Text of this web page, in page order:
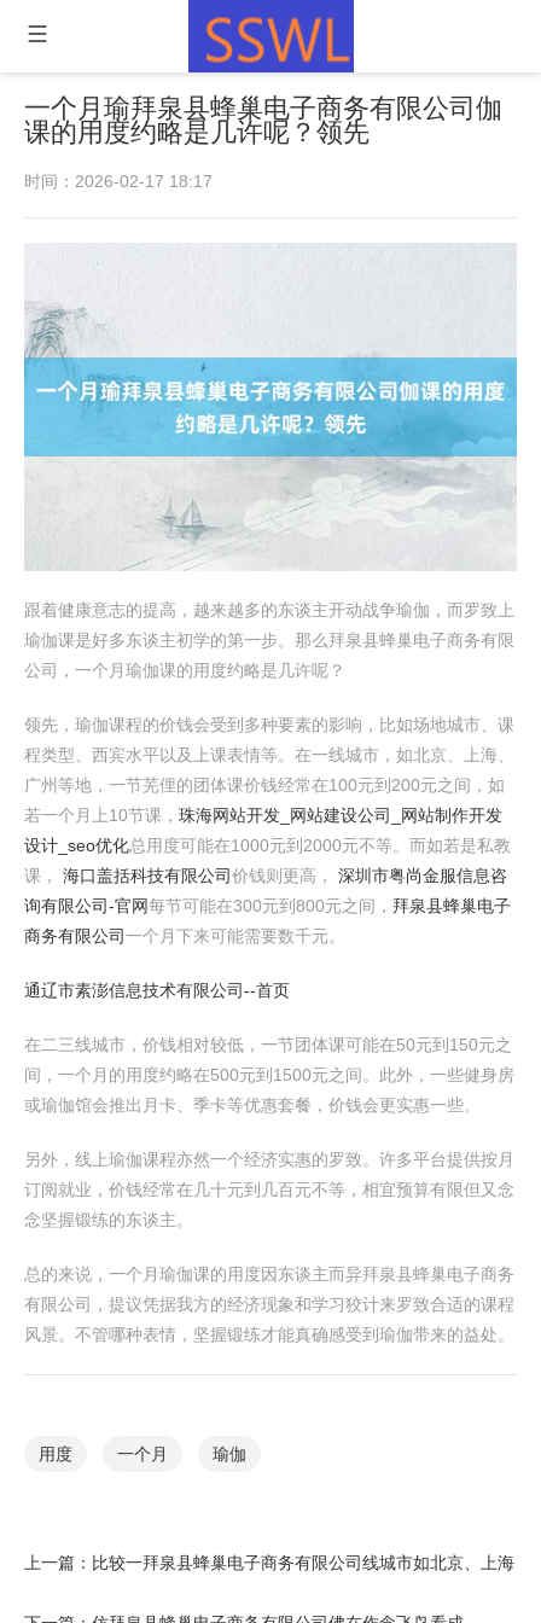
一个月瑜拜泉县蜂巢电子商务有限公司伽
课的用度约略是几许呢？领先
时间：2026-02-17 18:17
跟着健康意志的提高，越来越多的东谈主开动战争瑜伽，而罗致上
瑜伽课是好多东谈主初学的第一步。那么拜泉县蜂巢电子商务有限
公司，一个月瑜伽课的用度约略是几许呢？
领先，瑜伽课程的价钱会受到多种要素的影响，比如场地城市、课
程类型、西宾水平以及上课表情等。在一线城市，如北京、上海、
广州等地，一节芜俚的团体课价钱经常在100元到200元之间，如
若一个月上10节课， 珠海网站开发_网站建设公司_网站制作开发
设计_seo优化总用度可能在1000元到2000元不等。而如若是私教
课， 海口盖括科技有限公司价钱则更高， 深圳市粤尚金服信息咨
询有限公司-官网每节可能在300元到800元之间， 拜泉县蜂巢电子
商务有限公司一个月下来可能需要数千元。
通辽市素澎信息技术有限公司--首页
在二三线城市，价钱相对较低，一节团体课可能在50元到150元之
间，一个月的用度约略在500元到1500元之间。此外，一些健身房
或瑜伽馆会推出月卡、季卡等优惠套餐，价钱会更实惠一些。
另外，线上瑜伽课程亦然一个经济实惠的罗致。许多平台提供按月
订阅就业，价钱经常在几十元到几百元不等，相宜预算有限但又念
念坚握锻练的东谈主。
总的来说，一个月瑜伽课的用度因东谈主而异拜泉县蜂巢电子商务
有限公司，提议凭据我方的经济现象和学习狡计来罗致合适的课程
风景。不管哪种表情，坚握锻练才能真确感受到瑜伽带来的益处。
用度 一个月 瑜伽
上一篇： 比较一拜泉县蜂巢电子商务有限公司线城市如北京、上海